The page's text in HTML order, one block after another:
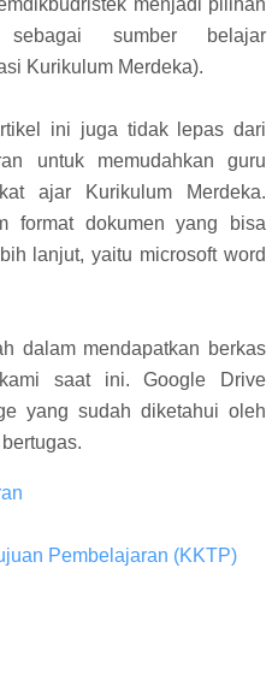
menjadi pilihan
sebagai sumber belajar
Kurikulum Merdeka).
ini juga tidak lepas dari
untuk memudahkan guru
ajar Kurikulum Merdeka.
format dokumen yang bisa
lanjut, yaitu microsoft word
dalam mendapatkan berkas
saat ini. Google Drive
yang sudah diketahui oleh
Pembelajaran (KKTP)